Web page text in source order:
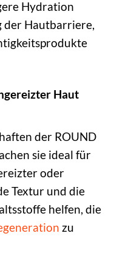
Hydration
der Hautbarriere,
Haut
der ROUND
sie ideal für
oder
Textur und die
helfen, die
zu